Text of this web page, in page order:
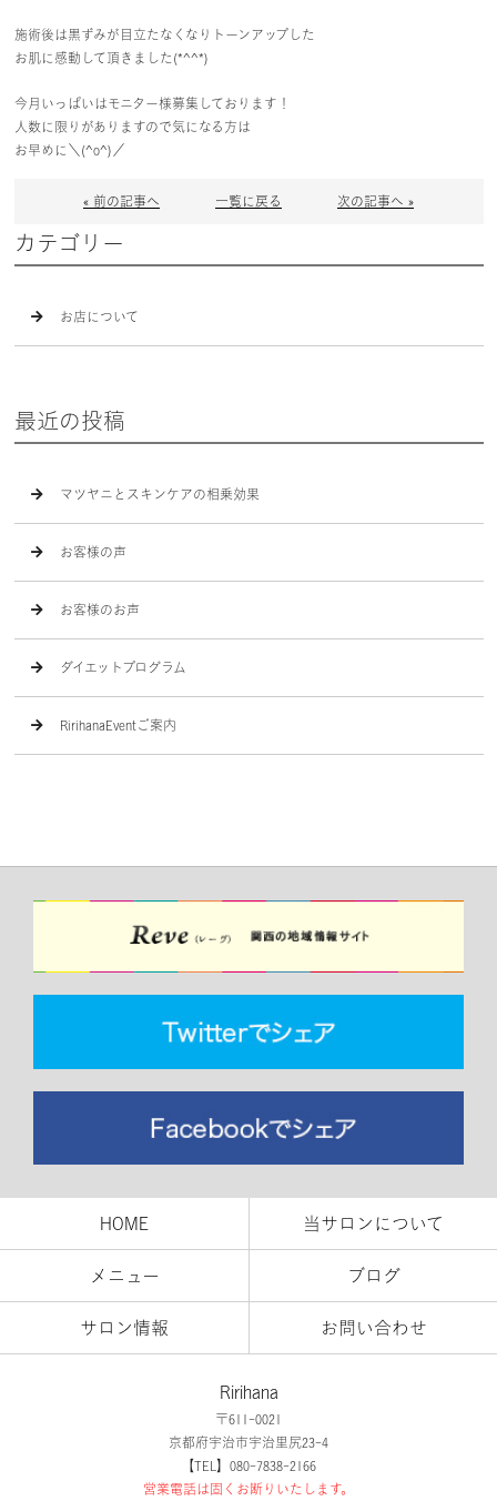
施術後は黒ずみが目立たなくなりトーンアップした
お肌に感動して頂きました(*^^*)
今月いっぱいはモニター様募集しております！
人数に限りがありますので気になる方は
お早めに＼(^o^)／
« 前の記事へ 一覧に戻る 次の記事へ »
カテゴリー
お店について
最近の投稿
マツヤニとスキンケアの相乗効果
お客様の声
お客様のお声
ダイエットプログラム
RirihanaEventご案内
HOME 当サロンについて
メニュー ブログ
サロン情報 お問い合わせ
Ririhana
〒611-0021
京都府宇治市宇治里尻23-4
【TEL】080-7838-2166
営業電話は固くお断りいたします。